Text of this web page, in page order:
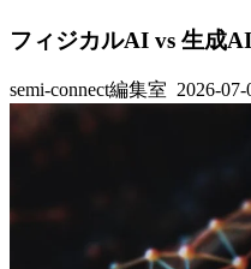
フィジカルAI vs 生成
semi-connect編集室 2026-07-